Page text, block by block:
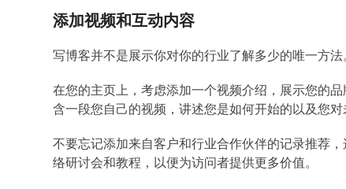
添加视频和互动内容
写博客并不是展示你对你的行业了解多少的唯一方
在您的主页上，考虑添加一个视频介绍，展示您的
含一段您自己的视频，讲述您是如何开始的以及您对
不要忘记添加来自客户和行业合作伙伴的记录推荐
络研讨会和教程，以便为访问者提供更多价值。